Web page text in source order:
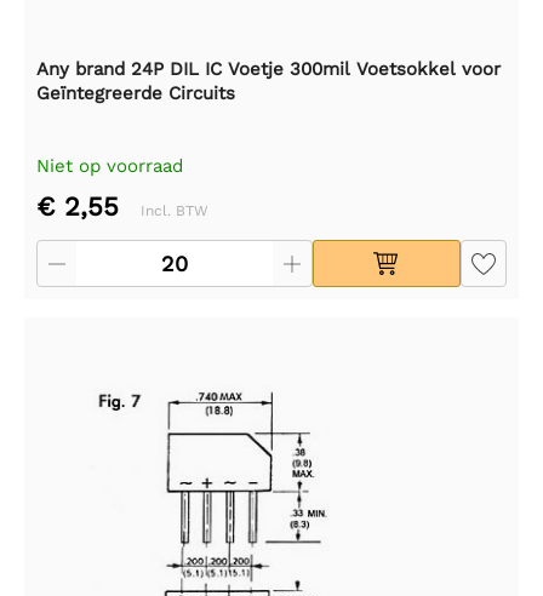
Any brand 24P DIL IC Voetje 300mil Voetsokkel voor
Geïntegreerde Circuits
Niet op voorraad
€ 2,55 Incl. BTW